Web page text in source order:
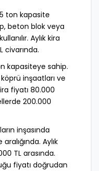
ton kapasite
beton blok veya
Aylık kira
civarında.
kapasiteye sahip.
inşaatları ve
fiyatı 80.000
200.000
inşasında
Aylık
TL arasında.
fiyatı doğrudan